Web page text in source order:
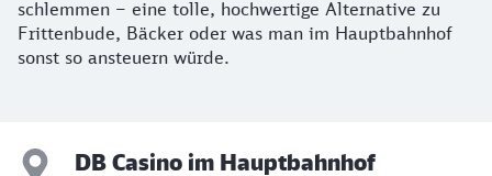
schlemmen – eine tolle, hochwertige Alternative zu
Frittenbude, Bäcker oder was man im Hauptbahnhof
sonst so ansteuern würde.
DB Casino im Hauptbahnhof